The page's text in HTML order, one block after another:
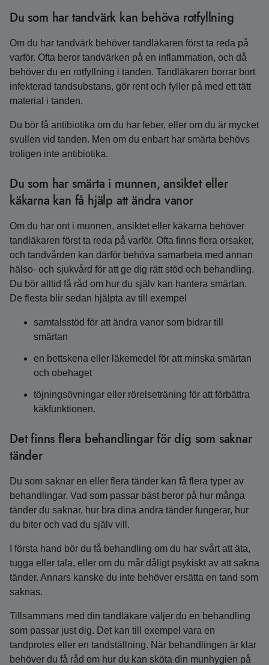
Du som har tandvärk kan behöva rotfyllning
Om du har tandvärk behöver tandläkaren först ta reda på
varför. Ofta beror tandvärken på en inflammation, och då
behöver du en rotfyllning i tanden. Tandläkaren borrar bort
infekterad tandsubstans, gör rent och fyller på med ett tätt
material i tanden.
Du bör få antibiotika om du har feber, eller om du är mycket
svullen vid tanden. Men om du enbart har smärta behövs
troligen inte antibiotika.
Du som har smärta i munnen, ansiktet eller
käkarna kan få hjälp att ändra vanor
Om du har ont i munnen, ansiktet eller käkarna behöver
tandläkaren först ta reda på varför. Ofta finns flera orsaker,
och tandvården kan därför behöva samarbeta med annan
hälso- och sjukvård för att ge dig rätt stöd och behandling.
Du bör alltid få råd om hur du själv kan hantera smärtan.
De flesta blir sedan hjälpta av till exempel
samtalsstöd för att ändra vanor som bidrar till
smärtan
en bettskena eller läkemedel för att minska smärtan
och obehaget
töjningsövningar eller rörelseträning för att förbättra
käkfunktionen.
Det finns flera behandlingar för dig som saknar
tänder
Du som saknar en eller flera tänder kan få flera typer av
behandlingar. Vad som passar bäst beror på hur många
tänder du saknar, hur bra dina andra tänder fungerar, hur
du biter och vad du själv vill.
I första hand bör du få behandling om du har svårt att äta,
tugga eller tala, eller om du mår dåligt psykiskt av att sakna
tänder. Annars kanske du inte behöver ersätta en tand som
saknas.
Tillsammans med din tandläkare väljer du en behandling
som passar just dig. Det kan till exempel vara en
tandprotes eller en tandställning. När behandlingen är klar
behöver du få råd om hur du kan sköta din munhygien på